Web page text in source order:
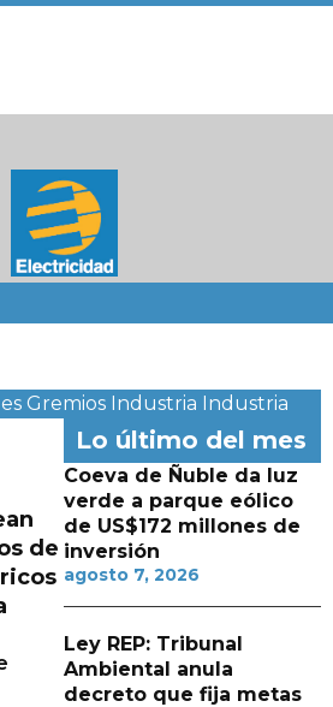
Gremios Industria Industria
de
Lo último del mes
Coeva de Ñuble da luz
verde a parque eólico
de US$172 millones de
inversión
agosto 7, 2026
Ley REP: Tribunal
Ambiental anula
decreto que fija metas